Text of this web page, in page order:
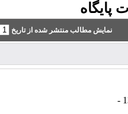
نمایش مطالب منتشر شده از تاریخ